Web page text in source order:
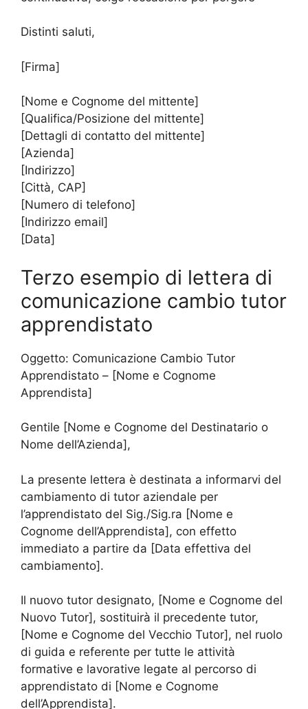
Distinti saluti,
[Firma]
[Nome e Cognome del mittente]
[Qualifica/Posizione del mittente]
[Dettagli di contatto del mittente]
[Azienda]
[Indirizzo]
[Città, CAP]
[Numero di telefono]
[Indirizzo email]
[Data]
Terzo esempio di lettera di
comunicazione cambio tutor
apprendistato
Oggetto: Comunicazione Cambio Tutor
Apprendistato – [Nome e Cognome
Apprendista]
Gentile [Nome e Cognome del Destinatario o
Nome dell’Azienda],
La presente lettera è destinata a informarvi del
cambiamento di tutor aziendale per
l’apprendistato del Sig./Sig.ra [Nome e
Cognome dell’Apprendista], con effetto
immediato a partire da [Data effettiva del
cambiamento].
Il nuovo tutor designato, [Nome e Cognome del
Nuovo Tutor], sostituirà il precedente tutor,
[Nome e Cognome del Vecchio Tutor], nel ruolo
di guida e referente per tutte le attività
formative e lavorative legate al percorso di
apprendistato di [Nome e Cognome
dell’Apprendista].